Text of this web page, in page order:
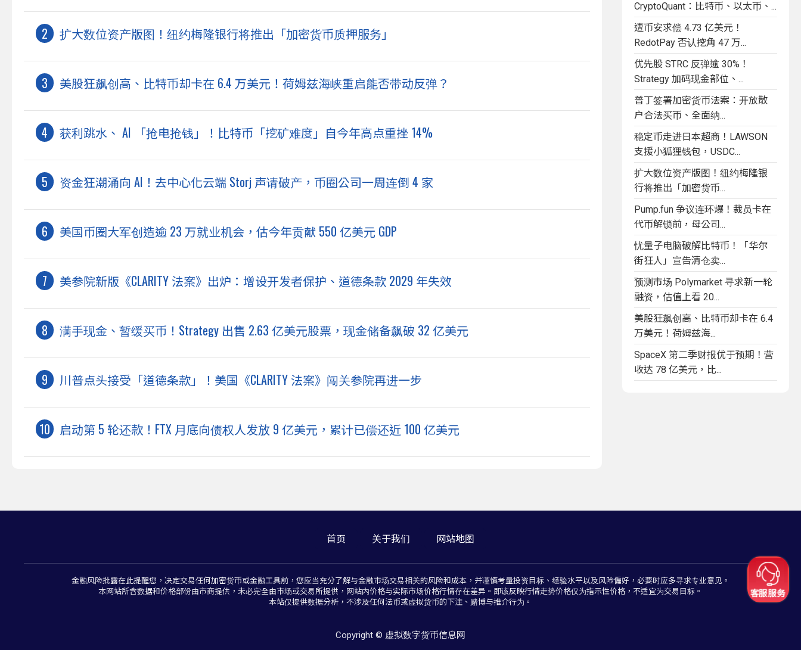
扩大数位资产版图！纽约梅隆银行将推出「加密货币质押服务」
美股狂飙创高、比特币却卡在 6.4 万美元！荷姆兹海峡重启能否带动反弹？
获利跳水、 AI 「抢电抢钱」！比特币「挖矿难度」自今年高点重挫 14%
资金狂潮涌向 AI！去中心化云端 Storj 声请破产，币圈公司一周连倒 4 家
美国币圈大军创造逾 23 万就业机会，估今年贡献 550 亿美元 GDP
美参院新版《CLARITY 法案》出炉：增设开发者保护、道德条款 2029 年失效
满手现金、暂缓买币！Strategy 出售 2.63 亿美元股票，现金储备飙破 32 亿美元
川普点头接受「道德条款」！美国《CLARITY 法案》闯关参院再进一步
启动第 5 轮还款！FTX 月底向债权人发放 9 亿美元，累计已偿还近 100 亿美元
CryptoQuant：比特币、以太币、...
遭币安求偿 4.73 亿美元！
RedotPay 否认挖角 47 万...
优先股 STRC 反弹逾 30%！
Strategy 加码现金部位、...
普丁签署加密货币法案：开放散
户合法买币、全面纳...
稳定币走进日本超商！LAWSON
支援小狐狸钱包，USDC...
扩大数位资产版图！纽约梅隆银
行将推出「加密货币...
Pump.fun 争议连环爆！裁员卡在
代币解锁前，母公司...
忧量子电脑破解比特币！「华尔
街狂人」宣告清仓卖...
预测市场 Polymarket 寻求新一轮
融资，估值上看 20...
美股狂飙创高、比特币却卡在 6.4
万美元！荷姆兹海...
SpaceX 第二季财报优于预期！营
收达 78 亿美元，比...
首页 关于我们 网站地图
金融风险批露在此提醒您，决定交易任何加密货币或金融工具前，您应当充分了解与金融市场交易相关的风险和成本，并谨慎考量投资目标、经验水平以及风险偏好，必要时应多寻求专业意见。
本网站所含数据和价格部份由市商提供，未必完全由市场或交易所提供，网站内价格与实际市场价格行情存在差异。即该反映行情走势价格仅为指示性价格，不适宜为交易目标。
本站仅提供数据分析，不涉及任何法币或虚拟货币的下注、赌博与推介行为。
Copyright © 虚拟数字货币信息网